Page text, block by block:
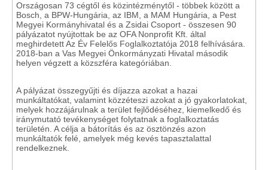
Országosan 73 cégtől és közintézménytől - többek között a
Bosch, a BPW-Hungária, az IBM, a MAM Hungária, a Pest
Megyei Kormányhivatal és a Zsidai Csoport - összesen 90
pályázatot nyújtottak be az OFA Nonprofit Kft. által
meghirdetett Az Év Felelős Foglalkoztatója 2018 felhívására.
2018-ban a Vas Megyei Önkormányzati Hivatal második
helyen végzett a közszféra kategóriában.
A pályázat összegyűjti és díjazza azokat a hazai
munkáltatókat, valamint közzéteszi azokat a jó gyakorlatokat,
melyek hozzájárulnak a terület fejlődéséhez, kiemelkedő és
iránymutató tevékenységet folytatnak a foglalkoztatás
területén. A célja a bátorítás és az ösztönzés azon
munkáltatók felé, amelyek még kevés tapasztalattal
rendelkeznek.